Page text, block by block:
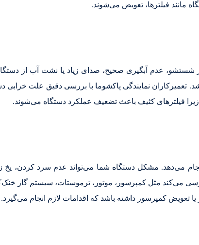
فیلترها، تعویض می‌شوند.
شستشو، عدم آبگیری صحیح، صدای زیاد یا نشت آب از
تعمیرکاران نمایندگی پاکشوما با بررسی دقیق علت خرابی
فیلترهای کثیف باعث تضعیف عملکرد دستگاه می‌شوند.
می‌دهد. مشکل دستگاه شما می‌تواند عدم سرد کردن،
می‌کند مثل کمپرسور، موتور، ترموستات، سیستم گاز
تعویض کمپرسور داشته باشد که اقدامات لازم انجام می‌گیرد.